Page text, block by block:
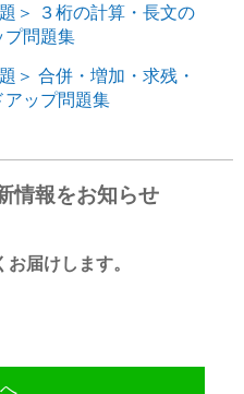
＞ ３桁の計算・長文の
プ問題集
＞ 合併・増加・求残・
ップ問題集
情報をお知らせ
届けします。